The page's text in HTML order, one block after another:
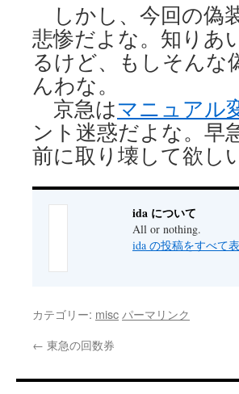
しかし、今回の偽
悲惨だよな。知りあ
るけど、もしそんな
んわな。
京急はマニュアル
ント迷惑だよな。早
前に取り壊して欲し
ida について
All or nothing.
ida の投稿をすべて
カテゴリー: misc パーマリンク
← 東急の回数券